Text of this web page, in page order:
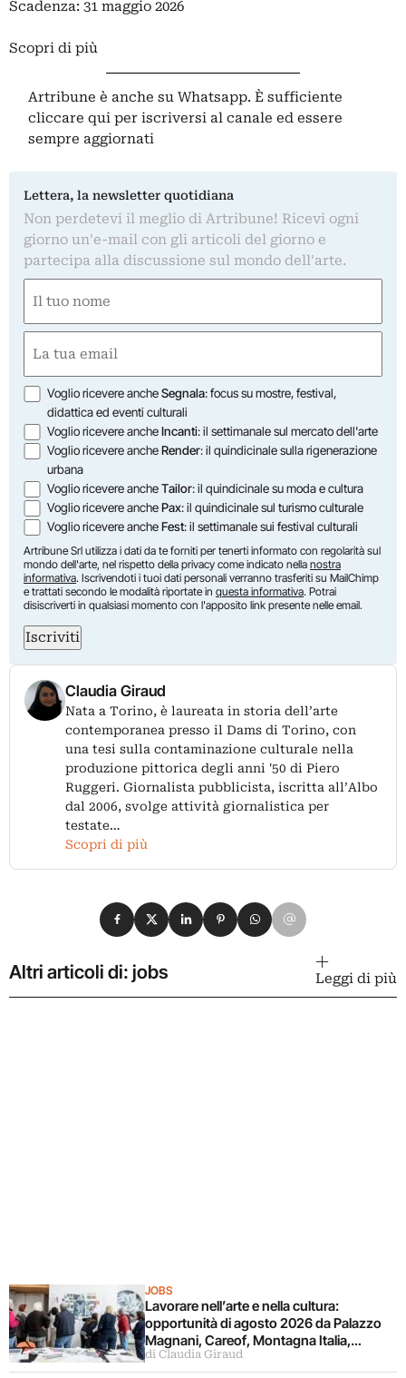
Scadenza: 31 maggio 2026
Scopri di più
Artribune è anche su Whatsapp. È sufficiente
cliccare qui per iscriversi al canale ed essere
sempre aggiornati
Lettera, la newsletter quotidiana
Non perdetevi il meglio di Artribune! Ricevi ogni
giorno un'e-mail con gli articoli del giorno e
partecipa alla discussione sul mondo dell'arte.
(Obbligatorio)
Nome
(Obbligatorio)
Opzioni
Voglio ricevere ancheSegnala: focus su mostre, festival,
didattica ed eventi culturali
Voglio ricevere ancheIncanti: il settimanale sul mercato dell'arte
Voglio ricevere ancheRender: il quindicinale sulla rigenerazione
urbana
Voglio ricevere ancheTailor: il quindicinale su moda e cultura
Voglio ricevere anchePax: il quindicinale sul turismo culturale
Voglio ricevere ancheFest: il settimanale sui festival culturali
Artribune Srl utilizza i dati da te forniti per tenerti informato con regolarità sul
mondo dell'arte, nel rispetto della privacy come indicato nella nostra
informativa. Iscrivendoti i tuoi dati personali verranno trasferiti su MailChimp
e trattati secondo le modalità riportate in questa informativa. Potrai
disiscriverti in qualsiasi momento con l'apposito link presente nelle email.
Iscriviti
Claudia Giraud
Nata a Torino, è laureata in storia dell’arte
contemporanea presso il Dams di Torino, con
una tesi sulla contaminazione culturale nella
produzione pittorica degli anni '50 di Piero
Ruggeri. Giornalista pubblicista, iscritta all’Albo
dal 2006, svolge attività giornalistica per
testate…
Scopri di più
Condividi su Facebook
Condividi su X
Condividi su LinkedIn
Condividi su Pinterest
Condividi su WhatsApp
Condividi su Email
Altri articoli di: jobs Leggi di più
JOBS
Lavorare nell’arte e nella cultura:
opportunità di agosto 2026 da Palazzo
Magnani, Careof, Montagna Italia,
Fondazione CR Firenze
di Claudia Giraud